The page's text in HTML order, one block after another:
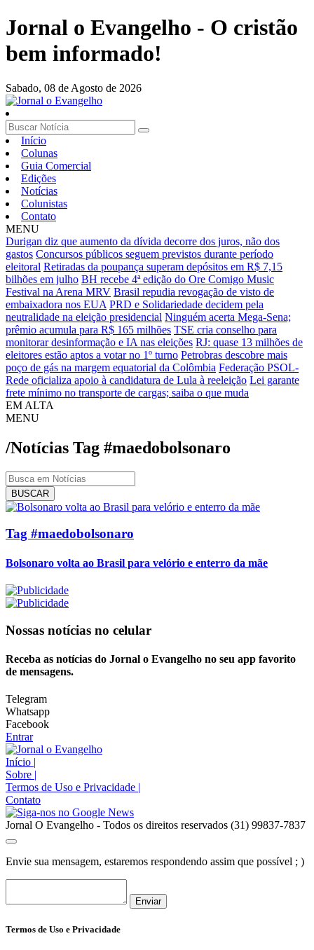
Jornal o Evangelho - O cristão
bem informado!
Sabado, 08 de Agosto de 2026
Início
Colunas
Guia Comercial
Edições
Notícias
Colunistas
Contato
MENU
Durigan diz que aumento da dívida decorre dos juros, não dos
gastos Concursos públicos seguem previstos durante período
eleitoral Retiradas da poupança superam depósitos em R$ 7,15
bilhões em julho BH recebe 4ª edição do Ore Comigo Music
Festival na Arena MRV Brasil repudia revogação de visto de
embaixadora nos EUA PRD e Solidariedade decidem pela
neutralidade na eleição presidencial Ninguém acerta Mega-Sena;
prêmio acumula para R$ 165 milhões TSE cria conselho para
monitorar desinformação e IA nas eleições RJ: quase 13 milhões de
eleitores estão aptos a votar no 1º turno Petrobras descobre mais
poço de gás na margem equatorial da Colômbia Federação PSOL-
Rede oficializa apoio à candidatura de Lula à reeleição Lei garante
frete mínimo no transporte de cargas; saiba o que muda
EM ALTA
MENU
/Notícias Tag #maedobolsonaro
BUSCAR
Tag #maedobolsonaro
Bolsonaro volta ao Brasil para velório e enterro da mãe
Nossas notícias no celular
Receba as notícias do Jornal o Evangelho no seu app favorito
de mensagens.
Telegram
Whatsapp
Facebook
Entrar
Início |
Sobre |
Termos de Uso e Privacidade |
Contato
Jornal O Evangelho - Todos os direitos reservados (31) 99837-7837
Envie sua mensagem, estaremos respondendo assim que possível ; )
Enviar
Termos de Uso e Privacidade